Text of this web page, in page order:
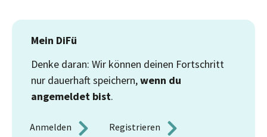
Mein DiFü
Denke daran: Wir können deinen Fortschritt
nur dauerhaft speichern,wenn du
angemeldet bist.
Anmelden Registrieren